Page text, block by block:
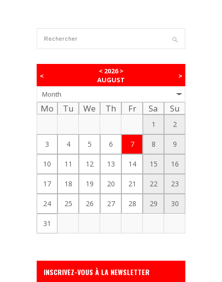
<
< 2026>
AUGUST
>
Month
Mo Tu We Th Fr Sa Su
1 2
3 4 5 6 7 8 9
10 11 12 13 14 15 16
17 18 19 20 21 22 23
24 25 26 27 28 29 30
31
INSCRIVEZ-VOUS À LA NEWSLETTER